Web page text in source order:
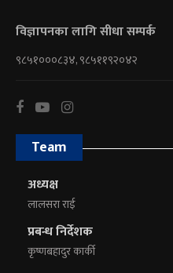
विज्ञापनका लागि सीधा सम्पर्क
९८५१०००८३४, ९८५११९२०४२
Team
अध्यक्ष
लालसरा राई
प्रबन्ध निर्देशक
कृष्णबहादुर कार्की